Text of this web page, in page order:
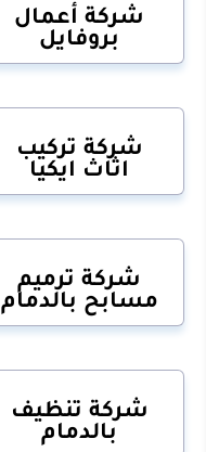
شركة أعمال
بروفايل
شركة تركيب
اثاث ايكيا
شركة ترميم
مسابح بالدمام
شركة تنظيف
بالدمام